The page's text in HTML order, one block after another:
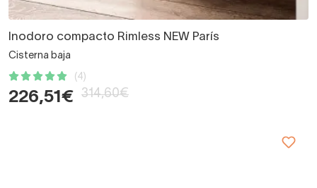
Inodoro compacto Rimless NEW París
Cisterna baja
(4)
226,51€ 314,60€